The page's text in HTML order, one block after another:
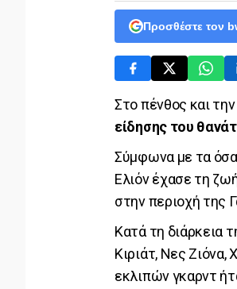
Προσθέστε τον
Στο πένθος και
είδησης του
Σύμφωνα με τα όσα
Ελιόν έχασε τη
στην περιοχή της
Κατά τη διάρκεια
Κιριάτ, Νες Ζιόνα,
εκλιπών γκαρντ